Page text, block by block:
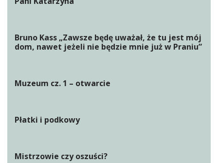
Bruno Kass „Zawsze będę uważał, że tu jest mój
dom, nawet jeżeli nie będzie mnie już w Praniu”
Muzeum cz. 1 – otwarcie
Płatki i podkowy
Mistrzowie czy oszuści?